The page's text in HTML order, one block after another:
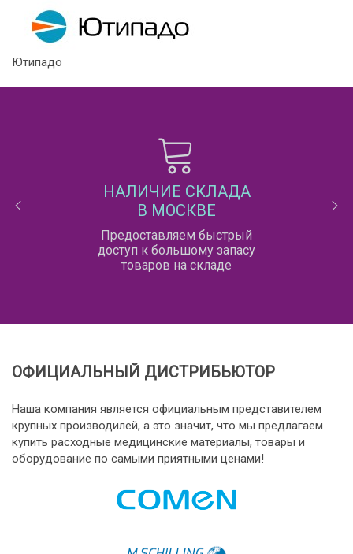
Ютипадо
НАЛИЧИЕ СКЛАДА
В МОСКВЕ
Предоставляем быстрый
доступ к большому запасу
товаров на складе
ОФИЦИАЛЬНЫЙ ДИСТРИБЬЮТОР
Наша компания является официальным представителем
крупных производилей, а это значит, что мы предлагаем
купить расходные медицинские материалы, товары и
оборудование по самыми приятными ценами!